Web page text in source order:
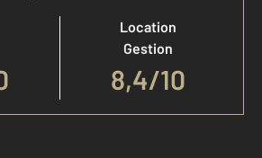
Location
Gestion
8,4/10